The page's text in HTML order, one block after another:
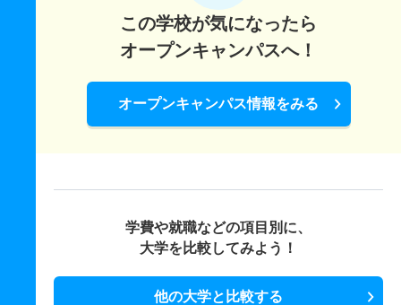
この学校が気になったら
オープンキャンパスへ！
オープンキャンパス情報をみる
学費や就職などの項目別に、
大学を比較してみよう！
他の大学と比較する